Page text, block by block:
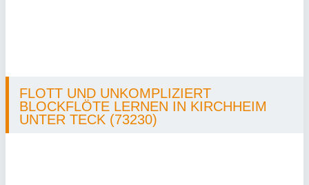
FLOTT UND UNKOMPLIZIERT
BLOCKFLÖTE LERNEN IN KIRCHHEIM
UNTER TECK (73230)